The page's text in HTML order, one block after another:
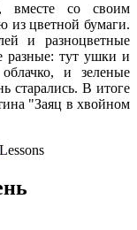
вместе со своим
из цветной бумаги.
и разноцветные
разные: тут ушки и
и зеленые
старались. В итоге
"Заяц в хвойном